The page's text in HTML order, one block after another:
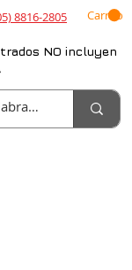
8816-2805 Carrito
NO incluyen